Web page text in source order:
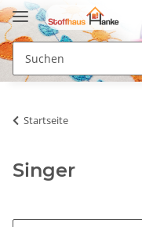
Startseite
Singer